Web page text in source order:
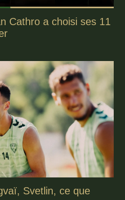
Cathro a choisi ses 11
Svetlin, ce que